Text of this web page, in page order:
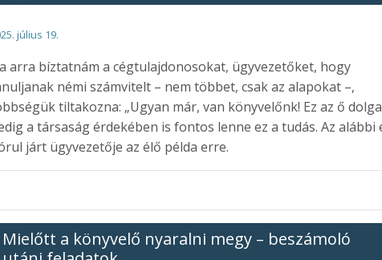
július 19.
arra bíztatnám a cégtulajdonosokat, ügyvezetőket, hogy
némi számvitelt – nem többet, csak az alapokat –,
tiltakozna: „Ugyan már, van könyvelőnk! Ez az ő
a társaság érdekében is fontos lenne ez a tudás. Az alábbi
járt ügyvezetője az élő példa erre.
Mielőtt a könyvelő nyaralni megy – beszámoló